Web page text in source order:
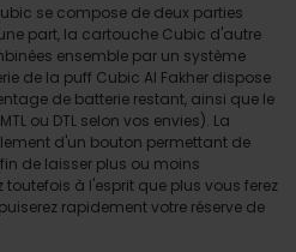
se compose de deux parties
part, la cartouche Cubic d'autre
ensemble par un système
de la puff Cubic Al Fakher dispose
de batterie restant, ainsi que le
ou DTL selon vos envies). La
d'un bouton permettant de
de laisser plus ou moins
à l'esprit que plus vous ferez
rapidement votre réserve de